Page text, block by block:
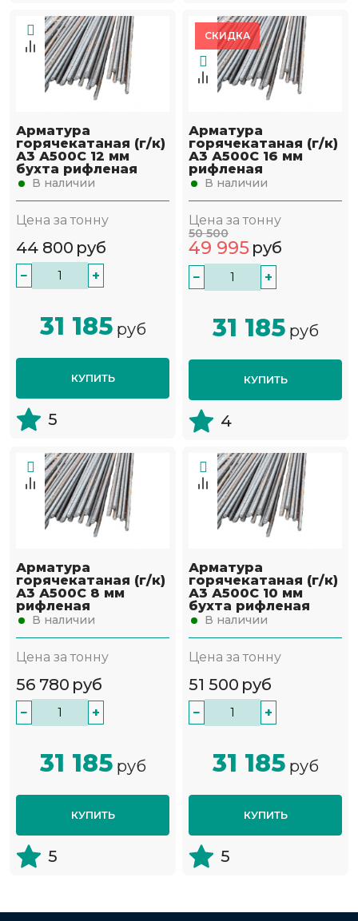
Арматура
горячекатаная (г/к)
А3 А500С 12 мм
бухта рифленая
В наличии
Цена за тонну
44 800 руб
− +
31 185руб
КУПИТЬ
5
СКИДКА
Арматура
горячекатаная (г/к)
А3 А500С 16 мм
рифленая
В наличии
Цена за тонну
50 500
49 995 руб
− +
31 185руб
КУПИТЬ
4
Арматура
горячекатаная (г/к)
А3 А500С 8 мм
рифленая
В наличии
Цена за тонну
56 780 руб
− +
31 185руб
КУПИТЬ
5
Арматура
горячекатаная (г/к)
А3 А500С 10 мм
бухта рифленая
В наличии
Цена за тонну
51 500 руб
− +
31 185руб
КУПИТЬ
5